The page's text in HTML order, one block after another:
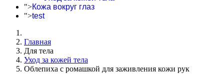
">Кожа вокруг глаз
">test
Главная
Для тела
Уход за кожей тела
Облепиха с ромашкой для заживления кожи рук